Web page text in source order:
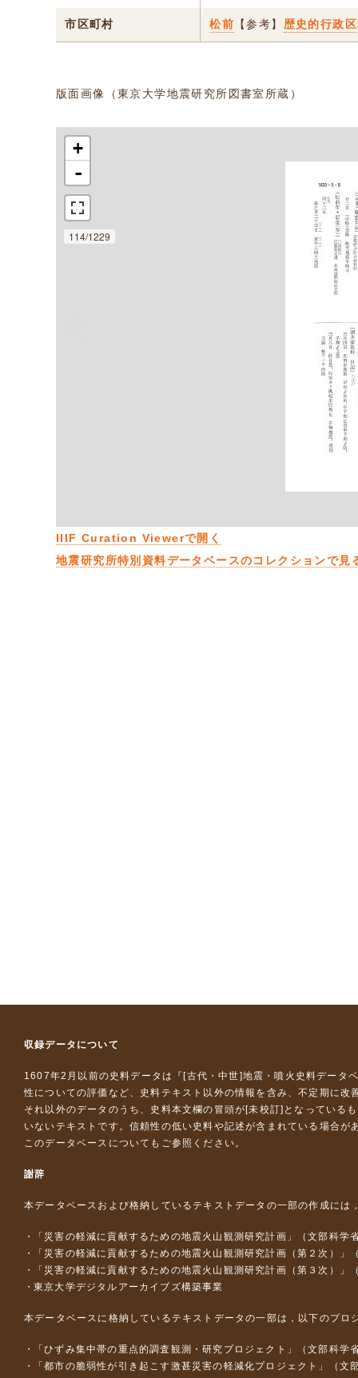
市区町村 松前 【参考】 歴史的行政
版面画像（東京大学地震研究所図書室所蔵）
+
-
114/1229
IIIF Curation Viewerで開く
地震研究所特別資料データベースのコレクションで見
収録データについて
1607年2月以前の史料データは『 [古代・中世]地震・噴火史料データ
性についての評価など、史料テキスト以外の情報を含み、不定期に改
それ以外のデータのうち、史料本文欄の冒頭が[未校訂]となっている
いないテキストです。信頼性の低い史料や記述が含まれている場合が
このデータベースについて もご参照ください。
謝辞
本データベースおよび格納しているテキストデータの一部の作成には
「災害の軽減に貢献するための地震火山観測研究計画」（文部科学
「災害の軽減に貢献するための地震火山観測研究計画（第２次）」
「災害の軽減に貢献するための地震火山観測研究計画（第３次）」
東京大学デジタルアーカイブズ構築事業
本データベースに格納しているテキストデータの一部は，以下のプロ
「ひずみ集中帯の重点的調査観測・研究プロジェクト」（文部科
「都市の脆弱性が引き起こす激甚災害の軽減化プロジェクト」（